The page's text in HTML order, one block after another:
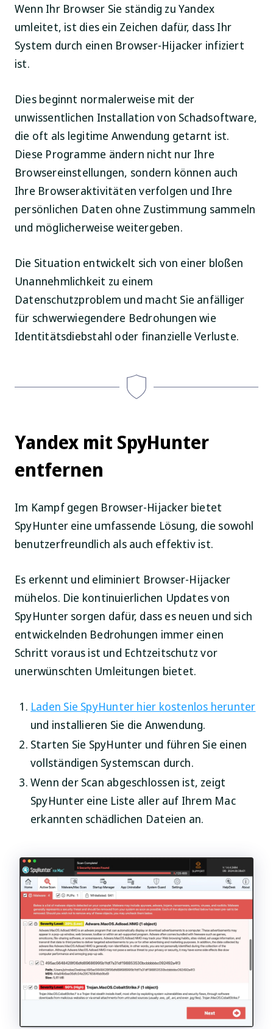
Wenn Ihr Browser Sie ständig zu Yandex
umleitet, ist dies ein Zeichen dafür, dass Ihr
System durch einen Browser-Hijacker infiziert
ist.
Dies beginnt normalerweise mit der
unwissentlichen Installation von Schadsoftware,
die oft als legitime Anwendung getarnt ist.
Diese Programme ändern nicht nur Ihre
Browsereinstellungen, sondern können auch
Ihre Browseraktivitäten verfolgen und Ihre
persönlichen Daten ohne Zustimmung sammeln
und möglicherweise weitergeben.
Die Situation entwickelt sich von einer bloßen
Unannehmlichkeit zu einem
Datenschutzproblem und macht Sie anfälliger
für schwerwiegendere Bedrohungen wie
Identitätsdiebstahl oder finanzielle Verluste.
Yandex mit SpyHunter
entfernen
Im Kampf gegen Browser-Hijacker bietet
SpyHunter eine umfassende Lösung, die sowohl
benutzerfreundlich als auch effektiv ist.
Es erkennt und eliminiert Browser-Hijacker
mühelos. Die kontinuierlichen Updates von
SpyHunter sorgen dafür, dass es neuen und sich
entwickelnden Bedrohungen immer einen
Schritt voraus ist und Echtzeitschutz vor
unerwünschten Umleitungen bietet.
Laden Sie SpyHunter hier kostenlos herunter
und installieren Sie die Anwendung.
Starten Sie SpyHunter und führen Sie einen
vollständigen Systemscan durch.
Wenn der Scan abgeschlossen ist, zeigt
SpyHunter eine Liste aller auf Ihrem Mac
erkannten schädlichen Dateien an.